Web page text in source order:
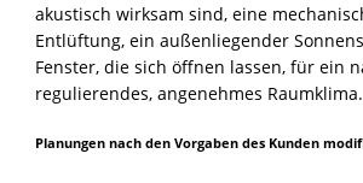
akustisch wirksam sind, eine
Entlüftung, ein außenliegender
Fenster, die sich öffnen lassen, für ein
regulierendes, angenehmes Raumklima.
Planungen nach den Vorgaben des Kunden